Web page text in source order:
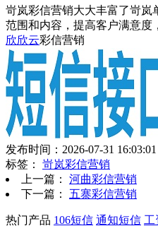
岢岚彩信营销大大丰富了岢岚
范围和内容，提高客户满意度
欣欣云彩信营销
发布时间：2026-07-31 16:03:01
标签： 岢岚彩信营销
上一篇： 河曲彩信营销
下一篇： 五寨彩信营销
热门产品 106短信 通知短信 工